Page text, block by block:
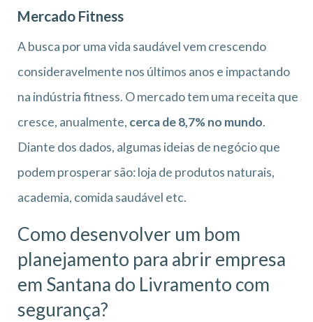
Mercado Fitness
A busca por uma vida saudável vem crescendo
consideravelmente nos últimos anos e impactando
na indústria fitness. O mercado tem uma receita que
cresce, anualmente, cerca de 8,7% no mundo.
Diante dos dados, algumas ideias de negócio que
podem prosperar são: loja de produtos naturais,
academia, comida saudável etc.
Como desenvolver um bom
planejamento para abrir empresa
em Santana do Livramento com
segurança?